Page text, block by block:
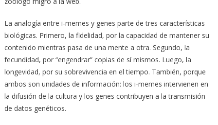
La analogía entre i-memes y genes parte de tres características
biológicas. Primero, la fidelidad, por la capacidad de mantener su
contenido mientras pasa de una mente a otra. Segundo, la
fecundidad, por “engendrar” copias de sí mismos. Luego, la
longevidad, por su sobrevivencia en el tiempo. También, porque
ambos son unidades de información: los i-memes intervienen en
la difusión de la cultura y los genes contribuyen a la transmisión
de datos genéticos.